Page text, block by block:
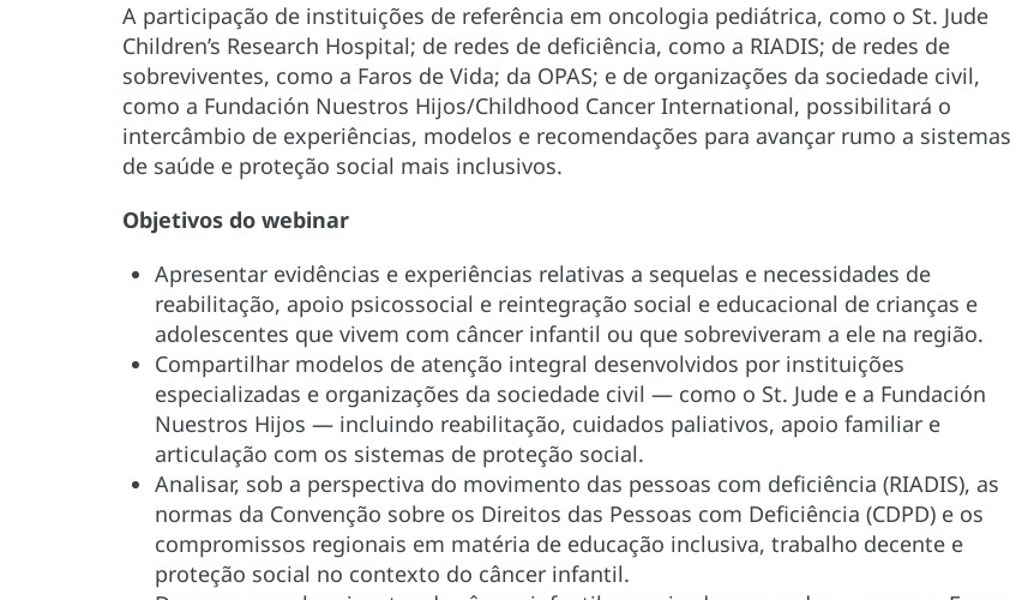
A participação de instituições de referência em oncologia pediátrica, como o St. Jude
Children’s Research Hospital; de redes de deficiência, como a RIADIS; de redes de
sobreviventes, como a Faros de Vida; da OPAS; e de organizações da sociedade civil,
como a Fundación Nuestros Hijos/Childhood Cancer International, possibilitará o
intercâmbio de experiências, modelos e recomendações para avançar rumo a sistemas
de saúde e proteção social mais inclusivos.
Objetivos do webinar
Apresentar evidências e experiências relativas a sequelas e necessidades de
reabilitação, apoio psicossocial e reintegração social e educacional de crianças e
adolescentes que vivem com câncer infantil ou que sobreviveram a ele na região.
Compartilhar modelos de atenção integral desenvolvidos por instituições
especializadas e organizações da sociedade civil — como o St. Jude e a Fundación
Nuestros Hijos — incluindo reabilitação, cuidados paliativos, apoio familiar e
articulação com os sistemas de proteção social.
Analisar, sob a perspectiva do movimento das pessoas com deficiência (RIADIS), as
normas da Convenção sobre os Direitos das Pessoas com Deficiência (CDPD) e os
compromissos regionais em matéria de educação inclusiva, trabalho decente e
proteção social no contexto do câncer infantil.